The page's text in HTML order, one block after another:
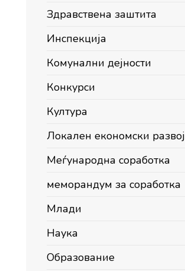
Здравствена заштита
Инспекција
Комунални дејности
Конкурси
Култура
Локален економски развој
Меѓународна соработка
меморандум за соработка
Млади
Наука
Образование